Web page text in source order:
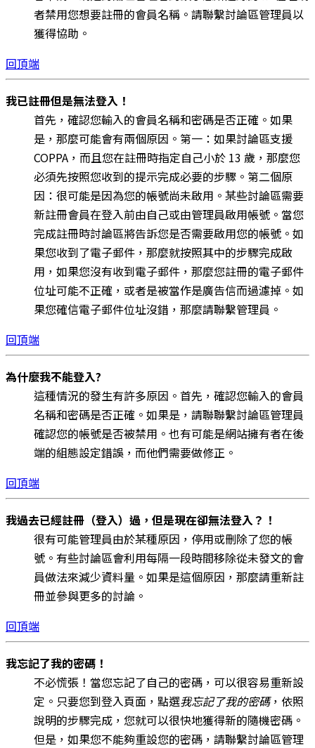
者禁用您想要註冊的會員名稱。請聯繫討論區管理員以
獲得協助。
回頂端
我已註冊但是無法登入！
首先，確認您輸入的會員名稱和密碼是否正確。如果
是，那麼可能會有兩個原因。第一：如果討論區支援
COPPA，而且您在註冊時指定自己小於 13 歲，那麼您
必須先按照您收到的提示完成必要的步驟。第二個原
因：很可能是因為您的帳號尚未啟用。某些討論區需要
新註冊會員在登入前由自己或由管理員啟用帳號。當您
完成註冊時討論區將告訴您是否需要啟用您的帳號。如
果您收到了電子郵件，那麼就按照其中的步驟完成啟
用，如果您沒有收到電子郵件，那麼您註冊的電子郵件
位址可能不正確，或者是被當作是廣告信而過濾掉。如
果您確信電子郵件位址沒錯，那麼請聯繫管理員。
回頂端
為什麼我不能登入?
這種情況的發生有許多原因。首先，確認您輸入的會員
名稱和密碼是否正確。如果是，請聯聯繫討論區管理員
確認您的帳號是否被禁用。也有可能是網站擁有者在後
端的組態設定錯誤，而他們需要做修正。
回頂端
我過去已經註冊（登入）過，但是現在卻無法登入？！
很有可能管理員由於某種原因，停用或刪除了您的帳
號。有些討論區會利用每隔一段時間移除從未發文的會
員做法來減少資料量。如果是這個原因，那麼請重新註
冊並參與更多的討論。
回頂端
我忘記了我的密碼！
不必慌張！當您忘記了自己的密碼，可以很容易重新設
定。只要您到登入頁面，點選我忘記了我的密碼，依照
說明的步驟完成，您就可以很快地獲得新的隨機密碼。
但是，如果您不能夠重設您的密碼，請聯繫討論區管理